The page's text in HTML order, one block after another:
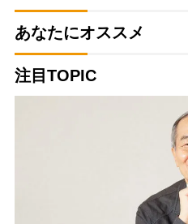
あなたにオススメ
注目TOPIC